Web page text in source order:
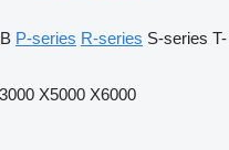
P-series R-series S-series T-
X5000 X6000